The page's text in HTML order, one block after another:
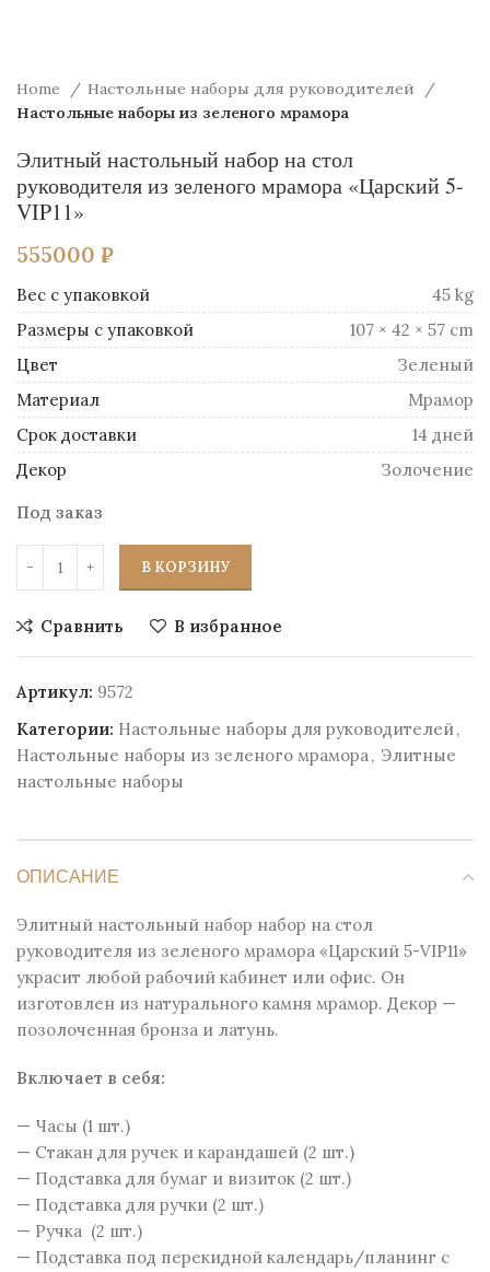
Home
Настольные наборы для руководителей
Настольные наборы из зеленого мрамора
Элитный настольный набор на стол
руководителя из зеленого мрамора «Царский 5-
VIP11»
555000 ₽
Вес
45 kg
Размеры
107 × 42 × 57 cm
Цвет
Зеленый
Материал
Mрамор
Срок доставки
14 дней
Декор
Золочение
Под заказ
В КОРЗИНУ
Сравнить В избранное
Артикул: 9572
Категории: Настольные наборы для руководителей,
Настольные наборы из зеленого мрамора, Элитные
настольные наборы
ОПИСАНИЕ
Элитный настольный набор набор на стол
руководителя из зеленого мрамора «Царский 5-VIP11»
украсит любой рабочий кабинет или офис. Он
изготовлен из натурального камня мрамор. Декор —
позолоченная бронза и латунь.
Включает в себя:
— Часы (1 шт.)
— Стакан для ручек и карандашей (2 шт.)
— Подставка для бумаг и визиток (2 шт.)
— Подставка для ручки (2 шт.)
— Ручка (2 шт.)
— Подставка под перекидной календарь/планинг с